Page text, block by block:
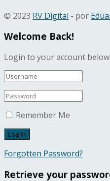
© 2023 RV Digital - por
Welcome Back!
Login to your account below
Remember Me
Forgotten Password?
Retrieve your